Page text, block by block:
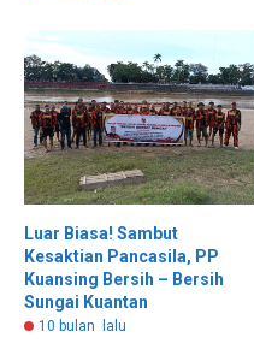
Luar Biasa! Sambut
Kesaktian Pancasila, PP
Kuansing Bersih – Bersih
Sungai Kuantan
10 bulan lalu